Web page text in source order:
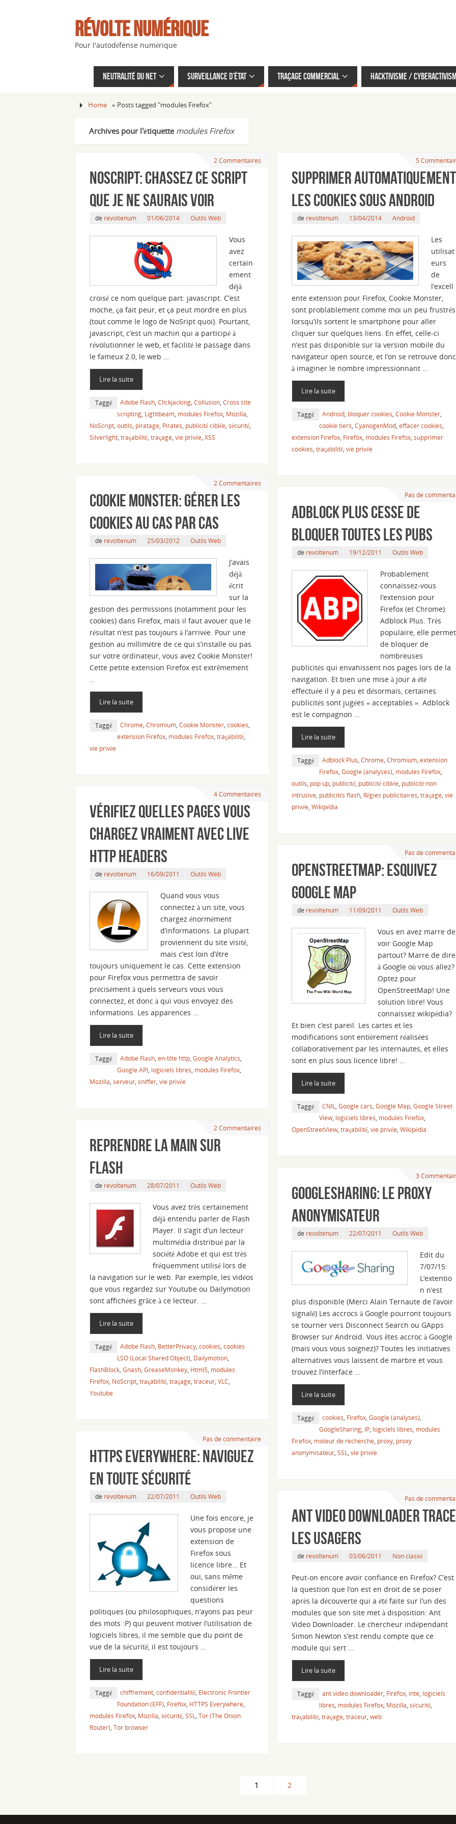
Révolte Numérique
Pour l'autodéfense numérique
Neutralité du net Surveillance d’État Traçage commercial Hacktivisme /
Home » Posts tagged "modules Firefox"
Archives pour l'étiquettemodules Firefox
2 Commentaires
NoScript: chassez ce script
que je ne saurais voir
de revoltenum 01/06/2014 Outils Web
Vous
avez
certain
ement
déjà
croisé ce nom quelque part: javascript. C’est
moche, ça fait peur, et ça peut mordre en plus
(tout comme le logo de NoSript quoi). Pourtant,
javascript, c’est un machin qui a participé à
révolutionner le web, et facilité le passage dans
le fameux 2.0, le web …
Lire la suite
Taggé Adobe Flash, Clickjacking, Collusion, Cross site
scripting, Lightbeam, modules Firefox, Mozilla,
NoScript, outils, piratage, Pirates, publicité ciblée, sécurité,
Silverlight, traçabilité, traçage, vie privée, XSS
5
Supprimer automatiquement
les cookies sous Android
de revoltenum 13/04/2014 Android
Les
utilisat
eurs
de
l’excell
ente extension pour Firefox, Cookie Monster,
sont problablement comme moi un peu frustrés
lorsqu’ils sortent le smartphone pour aller
cliquer sur quelques liens. En effet, celle-ci
n’est pas disponible sur la version mobile du
navigateur open source, et l’on se retrouve donc
à imaginer le nombre impressionnant …
Lire la suite
Taggé Android, bloquer cookies, Cookie Monster,
cookie tiers, CyanogenMod, effacer cookies,
extension Firefox, Firefox, modules Firefox, supprimer
cookies, traçabilité, vie privée
2 Commentaires
Cookie Monster: gérer les
cookies au cas par cas
de revoltenum 25/03/2012 Outils Web
J’avais
déjà
écrit
sur la
gestion des permissions (notamment pour les
cookies) dans Firefox, mais il faut avouer que le
résultat n’est pas toujours à l’arrivée. Pour une
gestion au millimètre de ce qui s’installe ou pas
sur votre ordinateur, vous avez Cookie Monster!
Cette petite extension Firefox est extrêmement
…
Lire la suite
Taggé Chrome, Chromium, Cookie Monster, cookies,
extension Firefox, modules Firefox, traçabilité,
vie privée
Pas de
Adblock Plus cesse de
bloquer toutes les pubs
de revoltenum 19/12/2011 Outils Web
Probablement
connaissez-vous
l’extension pour
Firefox (et Chrome):
Adblock Plus. Très
populaire, elle permet
de bloquer de
nombreuses
publicités qui envahissent nos pages lors de la
navigation. Et bien une mise à jour a été
effectuée il y a peu et désormais, certaines
publicités sont jugées « acceptables ». Adblock
est le compagnon …
Lire la suite
Taggé Adblock Plus, Chrome, Chromium, extension
Firefox, Google (analyses), modules Firefox,
outils, pop up, publicité, publicité ciblée, publicité non
intrusive, publicités flash, Régies publicitaires, traçage, vie
privée, Wikipédia
4 Commentaires
Vérifiez quelles pages vous
chargez vraiment avec Live
http headers
de revoltenum 16/09/2011 Outils Web
Quand vous vous
connectez à un site, vous
chargez énormément
d’informations. La plupart
proviennent du site visité,
mais c’est loin d’être
toujours uniquement le cas. Cette extension
pour Firefox vous permettra de savoir
précisément à quels serveurs vous vous
connectez, et donc à qui vous envoyez des
informations. Les apparences …
Lire la suite
Taggé Adobe Flash, en-tête http, Google Analytics,
Google API, logiciels libres, modules Firefox,
Mozilla, serveur, sniffer, vie privée
Pas de
OpenStreetMap: esquivez
Google Map
de revoltenum 11/09/2011 Outils Web
Vous en avez marre de
voir Google Map
partout? Marre de dire
à Google où vous allez?
Optez pour
OpenStreetMap! Une
solution libre! Vous
connaissez wikipédia?
Et bien c’est pareil. Les cartes et les
modifications sont entièrement réalisées
collaborativement par les internautes, et elles
sont en plus sous licence libre! …
Lire la suite
Taggé CNIL, Google cars, Google Map, Google Street
View, logiciels libres, modules Firefox,
OpenStreetView, traçabilité, vie privée, Wikipédia
2 Commentaires
Reprendre la main sur
Flash
de revoltenum 28/07/2011 Outils Web
Vous avez très certainement
déjà entendu parler de Flash
Player. Il s’agit d’un lecteur
multimédia distribué par la
société Adobe et qui est très
fréquemment utilisé lors de
la navigation sur le web. Par exemple, les vidéos
que vous regardez sur Youtube ou Dailymotion
sont affichées grâce à ce lecteur. …
Lire la suite
Taggé Adobe Flash, BetterPrivacy, cookies, cookies
LSO (Local Shared Object), Dailymotion,
FlashBlock, Gnash, GreaseMonkey, Html5, modules
Firefox, NoScript, traçabilité, traçage, traceur, VLC,
Youtube
3
GoogleSharing: le proxy
anonymisateur
de revoltenum 22/07/2011 Outils Web
Edit du
7/07/15:
L’extentio
n n’est
plus disponible (Merci Alain Ternaute de l’avoir
signalé) Les accrocs à Google pourront toujours
se tourner vers Disconnect Search ou GApps
Browser sur Android. Vous êtes accroc à Google
(mais vous vous soignez)? Toutes les initiatives
alternatives vous laissent de marbre et vous
trouvez l’interface …
Lire la suite
Taggé cookies, Firefox, Google (analyses),
GoogleSharing, IP, logiciels libres, modules
Firefox, moteur de recherche, proxy, proxy
anonymisateur, SSL, vie privée
Pas de commentaire
HTTPS Everywhere: naviguez
en toute sécurité
de revoltenum 22/07/2011 Outils Web
Une fois encore, je
vous propose une
extension de
Firefox sous
licence libre… Et
oui, sans même
considérer les
questions
politiques (ou philosophiques, n’ayons pas peur
des mots :P) qui peuvent motiver l’utilisation de
logiciels libres, il me semble que du point de
vue de la sécurité, il est toujours …
Lire la suite
Taggé chiffrement, confidentialité, Electronic Frontier
Foundation (EFF), Firefox, HTTPS Everywhere,
modules Firefox, Mozilla, sécurité, SSL, Tor (The Onion
Router), Tor browser
Pas de
Ant Video downloader trace
les usagers
de revoltenum 03/06/2011 Non classé
Peut-on encore avoir confiance en Firefox? C’est
la question que l’on est en droit de se poser
après la découverte qui a été faite sur l’un des
modules que son site met à disposition: Ant
Video Downloader. Le chercheur indépendant
Simon Newton s’est rendu compte que ce
module qui sert …
Lire la suite
Taggé ant video downloader, Firefox, inte, logiciels
libres, modules Firefox, Mozilla, sécurité,
traçabilité, traçage, traceur, web
1 2